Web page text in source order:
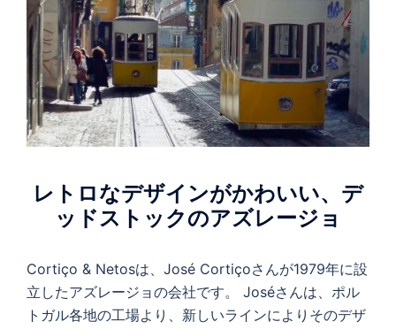
レトロなデザインがかわいい、デ
ッドストックのアズレージョ
Cortiço & Netosは、José Cortiçoさんが1979年に設
立したアズレージョの会社です。 Joséさんは、ポル
トガル各地の工場より、新しいラインによりそのデザ